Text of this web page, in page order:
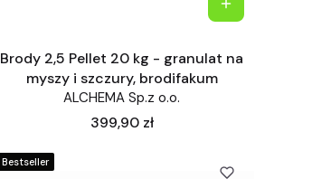
Brody 2,5 Pellet 20 kg - granulat na
myszy i szczury, brodifakum
ALCHEMA Sp.z o.o.
Cena
399,90 zł
Bestseller